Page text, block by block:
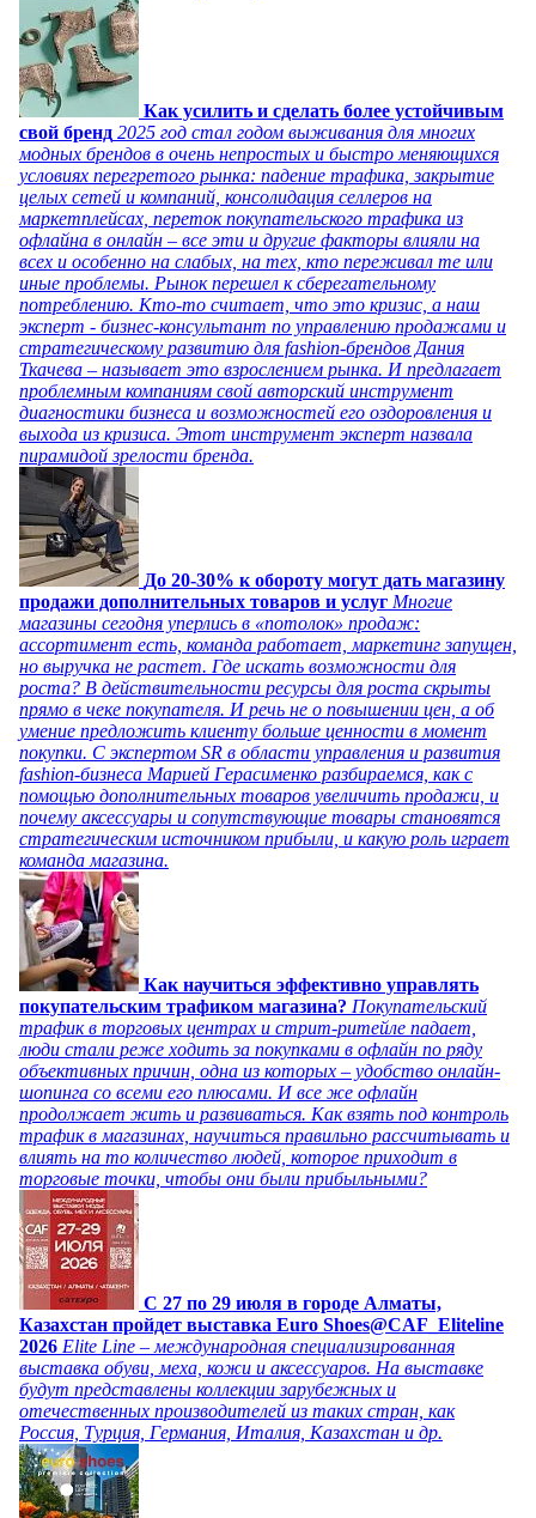
Как усилить и сделать более устойчивым
свой бренд 2025 год стал годом выживания для многих
модных брендов в очень непростых и быстро меняющихся
условиях перегретого рынка: падение трафика, закрытие
целых сетей и компаний, консолидация селлеров на
маркетплейсах, переток покупательского трафика из
офлайна в онлайн – все эти и другие факторы влияли на
всех и особенно на слабых, на тех, кто переживал те или
иные проблемы. Рынок перешел к сберегательному
потреблению. Кто-то считает, что это кризис, а наш
эксперт - бизнес-консультант по управлению продажами и
стратегическому развитию для fashion-брендов Дания
Ткачева – называет это взрослением рынка. И предлагает
проблемным компаниям свой авторский инструмент
диагностики бизнеса и возможностей его оздоровления и
выхода из кризиса. Этот инструмент эксперт назвала
пирамидой зрелости бренда.
До 20-30% к обороту могут дать магазину
продажи дополнительных товаров и услуг Многие
магазины сегодня уперлись в «потолок» продаж:
ассортимент есть, команда работает, маркетинг запущен,
но выручка не растет. Где искать возможности для
роста? В действительности ресурсы для роста скрыты
прямо в чеке покупателя. И речь не о повышении цен, а об
умение предложить клиенту больше ценности в момент
покупки. С экспертом SR в области управления и развития
fashion-бизнеса Марией Герасименко разбираемся, как с
помощью дополнительных товаров увеличить продажи, и
почему аксессуары и сопутствующие товары становятся
стратегическим источником прибыли, и какую роль играет
команда магазина.
Как научиться эффективно управлять
покупательским трафиком магазина? Покупательский
трафик в торговых центрах и стрит-ритейле падает,
люди стали реже ходить за покупками в офлайн по ряду
объективных причин, одна из которых – удобство онлайн-
шопинга со всеми его плюсами. И все же офлайн
продолжает жить и развиваться. Как взять под контроль
трафик в магазинах, научиться правильно рассчитывать и
влиять на то количество людей, которое приходит в
торговые точки, чтобы они были прибыльными?
C 27 по 29 июля в городе Алматы,
Казахстан пройдет выставка Euro Shoes@CAF_Eliteline
2026 Elite Line – международная специализированная
выставка обуви, меха, кожи и аксессуаров. На выставке
будут представлены коллекции зарубежных и
отечественных производителей из таких стран, как
Россия, Турция, Германия, Италия, Казахстан и др.